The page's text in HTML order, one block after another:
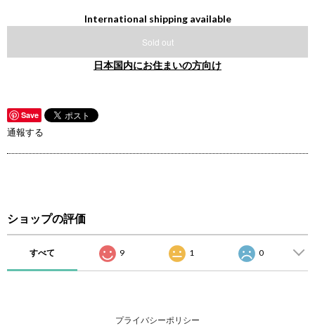
International shipping available
Sold out
日本国内にお住まいの方向け
Save
通報する
ショップの評価
すべて 9 1 0
プライバシーポリシー